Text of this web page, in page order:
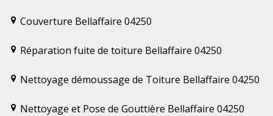
Couverture Bellaffaire 04250
Réparation fuite de toiture Bellaffaire 04250
Nettoyage démoussage de Toiture Bellaffaire 04250
Nettoyage et Pose de Gouttière Bellaffaire 04250